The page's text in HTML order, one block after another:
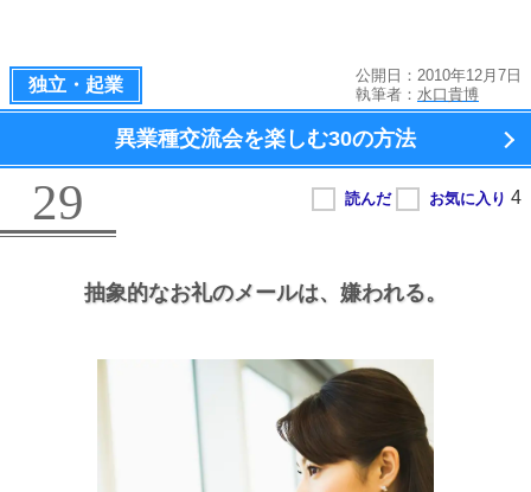
独立・起業
公開日：2010年12月7日
執筆者： 水口貴博
異業種交流会を楽しむ30の方法
29
抽象的なお礼のメールは、 嫌われる。